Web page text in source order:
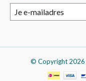
© Copyright 2026